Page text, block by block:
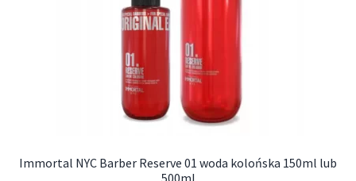
Immortal NYC Barber Reserve 01 woda kolońska 150ml lub